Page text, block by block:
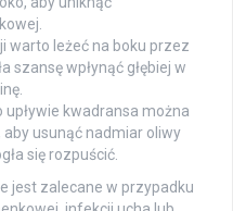
warto leżeć na boku przez
szansę wpłynąć głębiej w
upływie kwadransa można
usunąć nadmiar oliwy
się rozpuścić.
jest zalecane w przypadku